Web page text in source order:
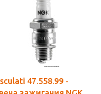
47.558.99 -